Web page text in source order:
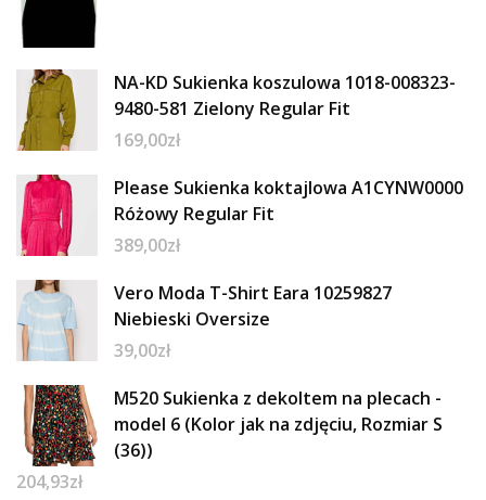
NA-KD Sukienka koszulowa 1018-008323-
9480-581 Zielony Regular Fit
169,00zł
Please Sukienka koktajlowa A1CYNW0000
Różowy Regular Fit
389,00zł
Vero Moda T-Shirt Eara 10259827
Niebieski Oversize
39,00zł
M520 Sukienka z dekoltem na plecach -
model 6 (Kolor jak na zdjęciu, Rozmiar S
(36))
204,93zł